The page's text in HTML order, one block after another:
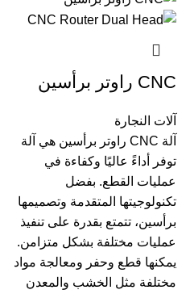
CNC راوتر برأسين
آلات النجارة
آلة CNC راوتر برأسين هي آلة
توفر أداءً عاليًا وكفاءة في
عمليات القطع. بفضل
تكنولوجيتها المتقدمة وتصميمها
برأسين، تتمتع بقدرة على تنفيذ
عمليات مختلفة بشكل متزامن.
يمكنها قطع وحفر ومعالجة مواد
مختلفة مثل الخشب والمعدن